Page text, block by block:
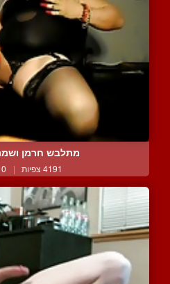
מתלבש חרמן
4191 צפיות | 0 המלצות